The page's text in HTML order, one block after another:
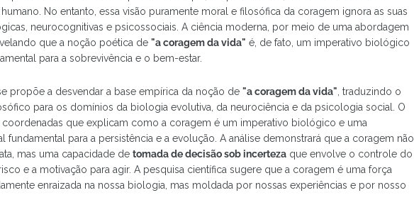
No entanto, essa visão puramente moral e filosófica da coragem ignora as suas
neurocognitivas e psicossociais. A ciência moderna, por meio de uma abordagem
que a noção poética de "a coragem da vida" é, de fato, um imperativo biológico
para a sobrevivência e o bem-estar.
propõe a desvendar a base empírica da noção de "a coragem da vida" , traduzindo o
para os domínios da biologia evolutiva, da neurociência e da psicologia social. O
coordenadas que explicam como a coragem é um imperativo biológico e uma
fundamental para a persistência e a evolução. A análise demonstrará que a coragem não
mas uma capacidade de tomada de decisão sob incerteza que envolve o controle do
e a motivação para agir. A pesquisa científica sugere que a coragem é uma força
enraizada na nossa biologia, mas moldada por nossas experiências e por nosso